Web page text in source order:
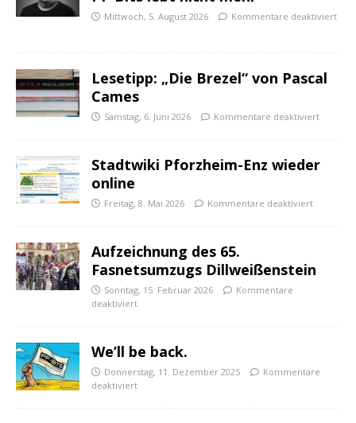
Mittwoch, 5. August 2026 Kommentare deaktiviert
Lesetipp: „Die Brezel“ von Pascal
Cames
Samstag, 6. Juni 2026 Kommentare deaktiviert
Stadtwiki Pforzheim-Enz wieder
online
Freitag, 8. Mai 2026 Kommentare deaktiviert
Aufzeichnung des 65.
Fasnetsumzugs Dillweißenstein
Sonntag, 15. Februar 2026
Kommentare
deaktiviert
We’ll be back.
Donnerstag, 11. Dezember 2025
Kommentare
deaktiviert